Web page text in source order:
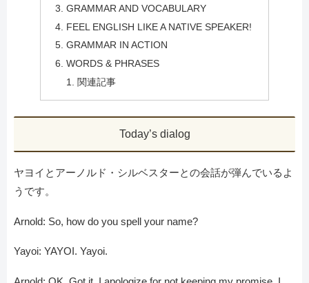
GRAMMAR AND VOCABULARY
FEEL ENGLISH LIKE A NATIVE SPEAKER!
GRAMMAR IN ACTION
WORDS & PHRASES
関連記事
Today’s dialog
ヤヨイとアーノルド・シルベスターとの会話が弾んでいるよ
うです。
Arnold: So, how do you spell your name?
Yayoi: YAYOI. Yayoi.